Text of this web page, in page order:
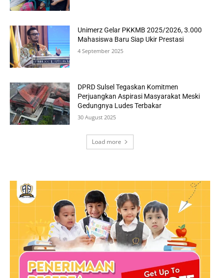
Unimerz Gelar PKKMB 2025/2026, 3.000
Mahasiswa Baru Siap Ukir Prestasi
4 September 2025
DPRD Sulsel Tegaskan Komitmen
Perjuangkan Aspirasi Masyarakat Meski
Gedungnya Ludes Terbakar
30 August 2025
Load more